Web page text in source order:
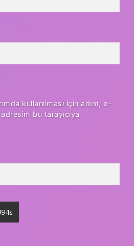
kullanılması için adım, e-
bu tarayıcıya